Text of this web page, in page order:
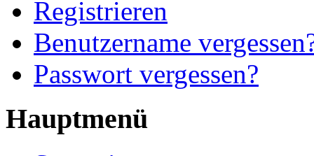
Registrieren
Benutzername
Passwort vergessen?
Hauptmenü